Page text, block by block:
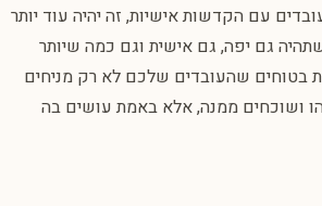
עם הקדשות אישיות, זה יהיה עוד יותר
גם יפה, גם אישית וגם כמה שיותר
בטוחים שהעובדים שלכם לא רק מניחים
ושוכחים ממנה, אלא באמת עושים בה